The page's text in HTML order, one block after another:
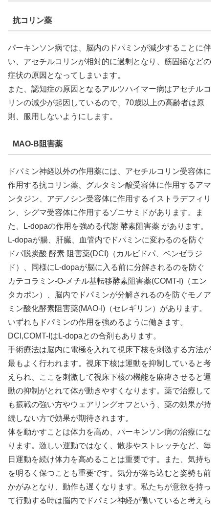
抗コリン薬
パーキンソン病では、脳内のドパミンが減少することに伴
い、アセチルコリンが相対的に過剰となり、筋固縮などの
症状の原因となってしまいます。
また、認知症の原因となるアルツハイマー病はアセチルコ
リンの減少が起因しているので、70歳以上の高齢者は原
則、服用しないようにします。
MAO-B阻害薬
ドパミン神経以外の作用薬には、アセチルコリン受容体に
作用する抗コリン薬、グルタミン酸受容体に作用するアマ
ンタジン、アデノシン受容体に作用するイストラデフィリ
ン、シグマ受容体に作用するゾニサミドがあります。ま
た、L-dopaの作用を強める代謝 酵素阻害薬 があります。
L-dopaが腸、肝臓、血管内でドパミンに変わるのを防ぐ
ドパ脱炭酸 酵素 阻害薬(DCI)（カルビドパ、ベンゼラジ
ド）、同様にL-dopaが脳に入る前に分解されるのを防ぐ
カテコラミン-O-メチル基転移酵素阻害薬(COMT-I)（エン
タカポン）、脳内でドパミンが分解されるのを防ぐモノア
ミン酸化酵素阻害薬(MAO-I)（セレギリン）があります。
いずれもドパミンの作用を強めるように働きます。
DCI,COMT-IはL-dopaとの合剤もあります。
手術療法は脳内に電極を入れて視床下核を刺激する方法が
最もよく行われます。視床下核は運動を抑制していると考
えられ、ここを刺激して視床下核の機能を麻痺させると運
動の抑制がとれて体が動きやすくなります。薬で治療して
も振戦の強い方やウェアリングオフという、薬の効果が持
続しない方で効果が期待されます。
体を動かすことは体力を高め、パーキンソン病の治療にな
ります。激しい運動ではなく、散歩やストレッチなど、毎
日運動を続け体力を高めることは重要です。また、気持ち
を明るく保つことも重要です。気分が落ち込むと姿勢も前
かがみとなり、動作も遅くなります。私たちが意欲を持っ
て行動する時は脳内でドパミン神経が働いていると考えら